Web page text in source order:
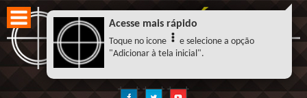
Acesse mais rápido
Toque no icone
e selecione a opção
"Adicionar à tela inicial".